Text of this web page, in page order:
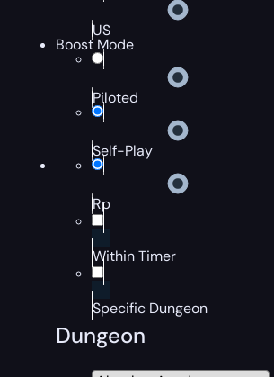
US
Boost Mode
Piloted
Self-Play
Rp
Within Timer
Specific Dungeon
Dungeon